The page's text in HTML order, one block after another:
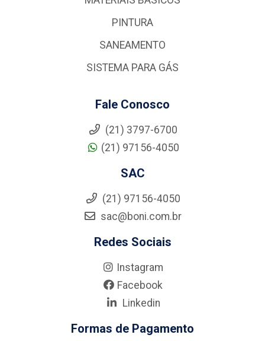
PINTURA
SANEAMENTO
SISTEMA PARA GÁS
Fale Conosco
(21) 3797-6700
(21) 97156-4050
SAC
(21) 97156-4050
sac@boni.com.br
Redes Sociais
Instagram
Facebook
Linkedin
Formas de Pagamento